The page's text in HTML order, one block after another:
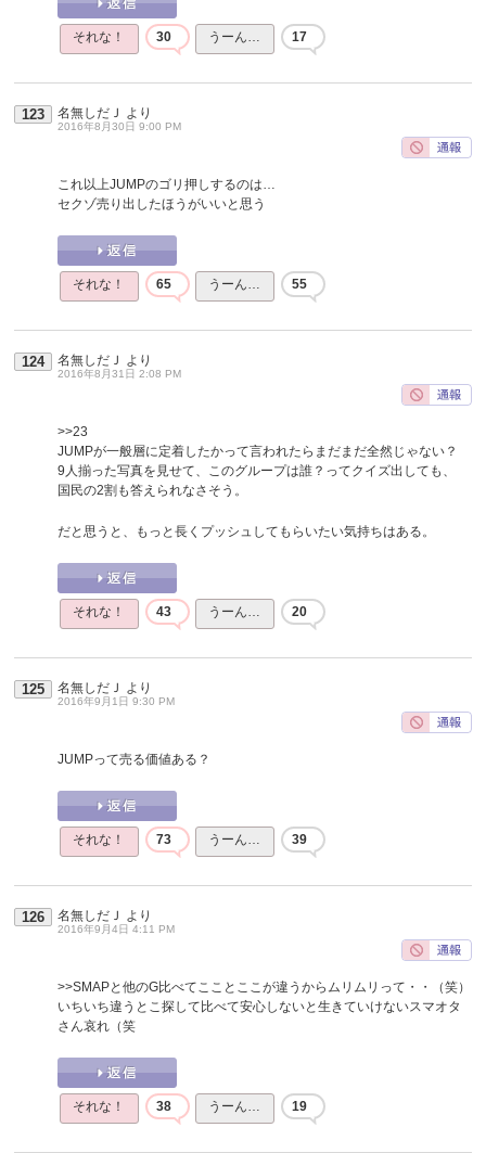
それな！ 30 うーん… 17
123 名無しだＪ より
2016年8月30日 9:00 PM
これ以上JUMPのゴリ押しするのは…
セクゾ売り出したほうがいいと思う
それな！ 65 うーん… 55
124 名無しだＪ より
2016年8月31日 2:08 PM
>>23
JUMPが一般層に定着したかって言われたらまだまだ全然じゃない？
9人揃った写真を見せて、このグループは誰？ってクイズ出しても、
国民の2割も答えられなさそう。
だと思うと、もっと長くプッシュしてもらいたい気持ちはある。
それな！ 43 うーん… 20
125 名無しだＪ より
2016年9月1日 9:30 PM
JUMPって売る価値ある？
それな！ 73 うーん… 39
126 名無しだＪ より
2016年9月4日 4:11 PM
>>SMAPと他のG比べてこことここが違うからムリムリって・・（笑）
いちいち違うとこ探して比べて安心しないと生きていけないスマオタ
さん哀れ（笑
それな！ 38 うーん… 19